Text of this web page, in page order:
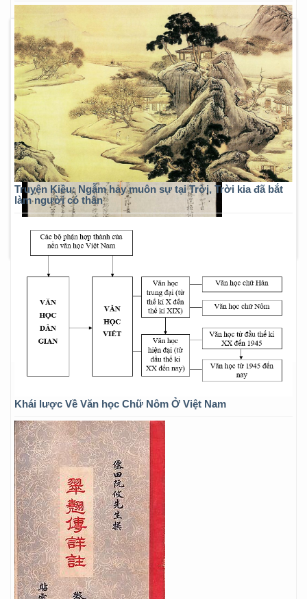
Truyện Kiều: Ngẫm hay muôn sự tại Trời, Trời kia đã bắt
làm người có thân
Khái lược Về Văn học Chữ Nôm Ở Việt Nam